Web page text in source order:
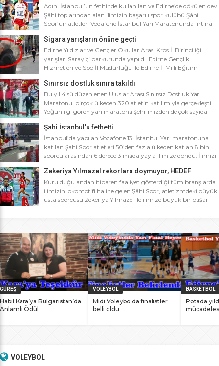
Adını İstanbul’un fethinde kullanılan ve Edirne’de dökülen dev
Şâhi toplarından alan ilimizin başarılı spor kulübü Şâhi
Spor’un atletleri Vodafone İstanbul Yarı Maratonunda fırtına
Vodafone İstanbul Yarı Maratonu’na ilimizden Şâhi Spor 5
sporcusuyla katıldı. Vodafone İstanbul Yarı Maratonu 10 bin
metre yarışına toplamda 4 bin […]
Sigara yarışların önüne geçti
Edirne Yıldızlar ve Gençler Okullar Arası Kros İl Birinciliği
yarışları Sarayiçi parkurunda yapıldı. Edirne Gençlik
Hizmetleri ve Spo İl Müdürlüğü ile Edirne İl Milli Eğitim
Birinciliği yarışları Sarayiçi parkurunda yapıldı. Oldukça soğuk
ve yağmurlu bir havada düzenlenen yarışlara katılımın
yoğun olması atletizm adına sevindirici bulunurken Atletizm
Federasyonu İl […]
Sınırsız dostluk sınıra takıldı
Bu yıl 4.sü düzenlenen Uluslar Arası Sınırsız Dostluk Yarı
Maratonu birçok ülkeden 320 atletin katılımıyla gerçekleşti .
Yoğun ilgi gören yarı maratona şehrimizden de çok sayıda
Ali Soydan tarafından yeni kurulmasına rağmen bir çok
branşta başarıdan başarıya koşan Edirne Al Kan Spor Kulübü
de […]
Şahi İstanbul’u fethetti
İstanbul’da yapılan Vodafone 13. İstanbul Yarı maratonuna
katılan Şahi Spor atletleri 50’den fazla ülkeden katıan 8 bin
sporcu arasından 6 derece 3 madalyayla ilimize döndü. İlimizi
spor, başarılarına bir yensini ekledi. İstanbul’da yapılan ve
50’yi aşkın ülkeden 8 bin sporcunun katıldığı Vodafone 13.
İstanbul Yarı Maratonuna katılan […]
Zekeriya Yılmazel rekorlara doymuyor, HEDEF
OLİMPİYAT ŞAMPİYONLUĞU
Kurulduğu andan itibaren faaliyet gösterdiği tüm branşlarda
ilimizin lokomotifi haline gelen Şâhi Spor, atletizmdeki büyük
usta sporcusu Zekeriya Yılmazel ile ilimize büyük bir başarı
başarılarına yenilerini ekledi. İstanbul Ataköy’de 11-12 Mart
2017 tarihlerinde düzenlenen Masterlar […]
GÜREŞ
Habil Kara’ya Bulgaristan’da
Anlamlı Ödül
VOLEYBOL
Midi Voleybolda finalistler
belli oldu
BASKETBOL
Potada
VOLEYBOL